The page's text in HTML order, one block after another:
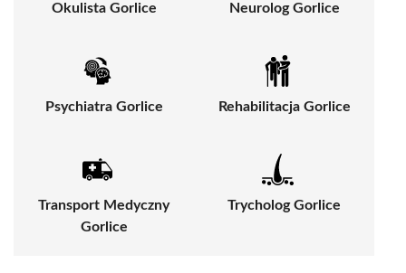
Okulista Gorlice Neurolog Gorlice
Psychiatra Gorlice Rehabilitacja Gorlice
Transport Medyczny
Gorlice
Trycholog Gorlice